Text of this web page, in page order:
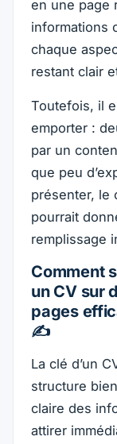
en une page
informations
chaque
restant clair
Toutefois, il
emporter :
par un
que peu
présenter, le
pourrait
remplissage
Comment
un CV sur
pages
✍️
La clé d’un
structure
claire des
attirer